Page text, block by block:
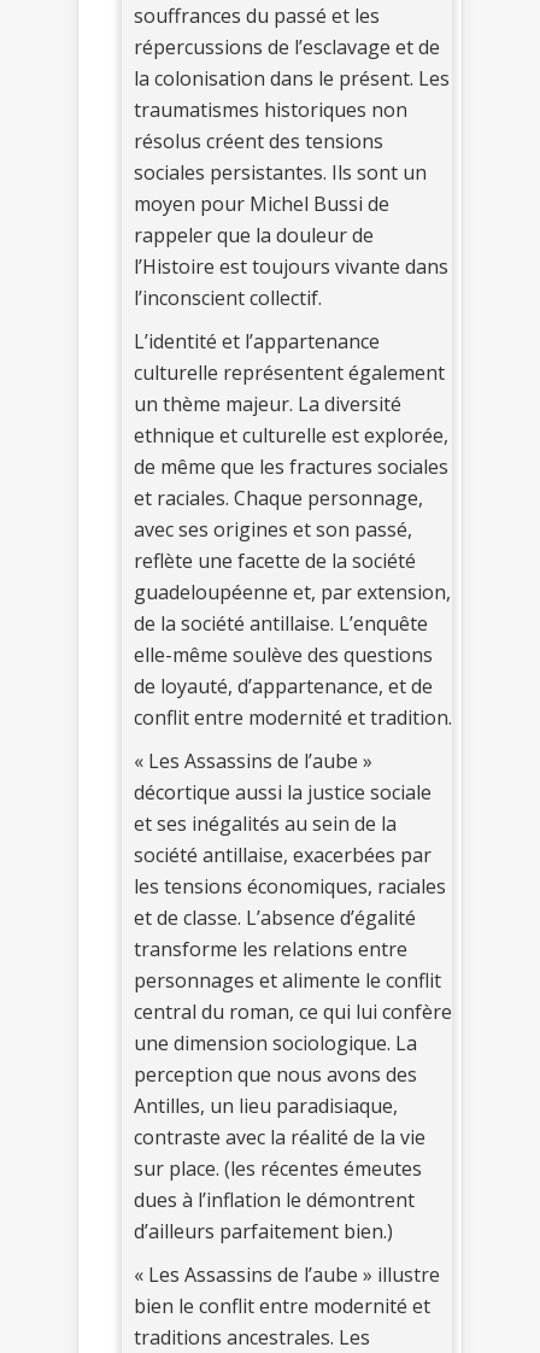
souffrances du passé et les
répercussions de l’esclavage et de
la colonisation dans le présent. Les
traumatismes historiques non
résolus créent des tensions
sociales persistantes. Ils sont un
moyen pour Michel Bussi de
rappeler que la douleur de
l’Histoire est toujours vivante dans
l’inconscient collectif.
L’identité et l’appartenance
culturelle représentent également
un thème majeur. La diversité
ethnique et culturelle est explorée,
de même que les fractures sociales
et raciales. Chaque personnage,
avec ses origines et son passé,
reflète une facette de la société
guadeloupéenne et, par extension,
de la société antillaise. L’enquête
elle-même soulève des questions
de loyauté, d’appartenance, et de
conflit entre modernité et tradition.
« Les Assassins de l’aube »
décortique aussi la justice sociale
et ses inégalités au sein de la
société antillaise, exacerbées par
les tensions économiques, raciales
et de classe. L’absence d’égalité
transforme les relations entre
personnages et alimente le conflit
central du roman, ce qui lui confère
une dimension sociologique. La
perception que nous avons des
Antilles, un lieu paradisiaque,
contraste avec la réalité de la vie
sur place. (les récentes émeutes
dues à l’inflation le démontrent
d’ailleurs parfaitement bien.)
« Les Assassins de l’aube » illustre
bien le conflit entre modernité et
traditions ancestrales. Les